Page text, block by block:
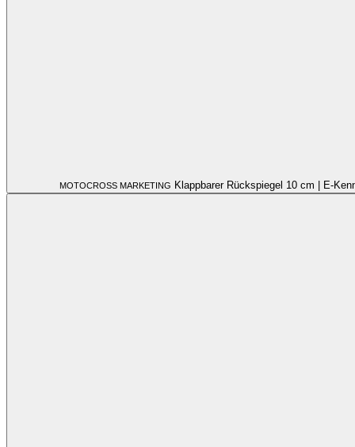
MOTOCROSS MARKETING Klappbarer Rückspiegel 10 cm | E-